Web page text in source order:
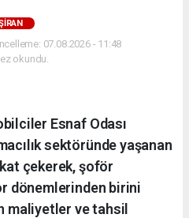
07.08.2026 - 11:48
okundu.
Esnaf Odası
sektöründe yaşanan
çekerek, şoför
dönemlerinden birini
maliyetler ve tahsil